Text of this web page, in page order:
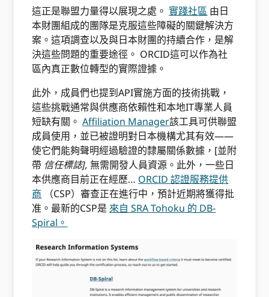
這正是聯盟力量得以展現之處。實踐社區 由日
本財團組成的團隊是克服這些障礙的關鍵解決方
案。這項調查以及與日本財團的持續合作，是解
決這些問題的重要途徑。 ORCID這可以作為社
區內真正數位轉型的實際證據。
此外，成員們也提到API實施方面的技術挑戰，
這些挑戰通常與供應商依賴性和本地IT專業人員
短缺有關。Affiliation Manager該工具可供聯盟
成員使用，並已被證明對日本機構尤其有效——
使它們能夠聲明經過驗證的隸屬關係數據，[並附
帶 信任標誌], 無需開發人員資源。此外，一些日
本供應商目前正在經歷… ORCID 認證服務提供
商 （CSP）審查正在進行中，預計近期將獲得批
准。最新的CSP是 來自 SRA Tohoku 的 DB-
Spiral。